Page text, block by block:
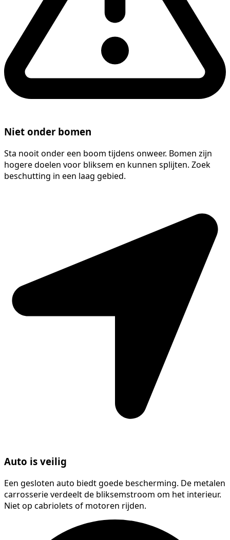
Niet onder bomen
Sta nooit onder een boom tijdens onweer. Bomen zijn
hogere doelen voor bliksem en kunnen splijten. Zoek
beschutting in een laag gebied.
Auto is veilig
Een gesloten auto biedt goede bescherming. De metalen
carrosserie verdeelt de bliksemstroom om het interieur.
Niet op cabriolets of motoren rijden.